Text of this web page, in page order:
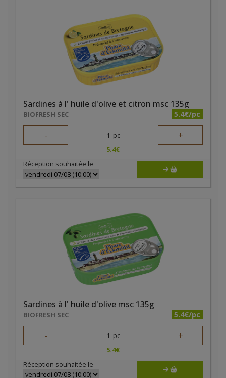
Sardines à l' huile d'olive et citron msc 135g
BIOFRESH SEC 5.4€/pc
- 1 pc +
5.4€
Réception souhaitée le
Sardines à l' huile d'olive msc 135g
BIOFRESH SEC 5.4€/pc
- 1 pc +
5.4€
Réception souhaitée le